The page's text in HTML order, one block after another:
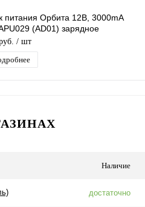
питания Орбита 12В, 3000mA
(AD01) зарядное
с USB QC3,0
/ шт
Наличие
достаточно